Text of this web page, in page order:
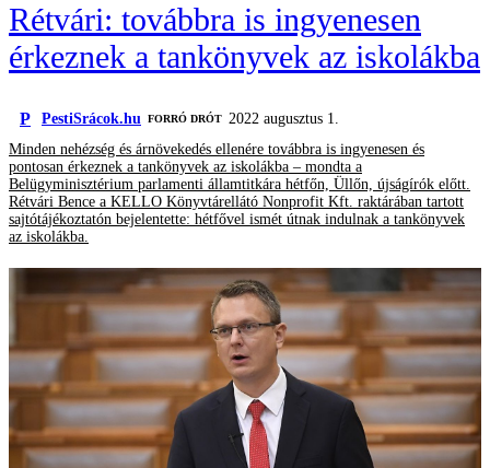
Rétvári: továbbra is ingyenesen
érkeznek a tankönyvek az iskolákba
P PestiSrácok.hu FORRÓ DRÓT 2022 augusztus 1.
Minden nehézség és árnövekedés ellenére továbbra is ingyenesen és
pontosan érkeznek a tankönyvek az iskolákba – mondta a
Belügyminisztérium parlamenti államtitkára hétfőn, Üllőn, újságírók előtt.
Rétvári Bence a KELLO Könyvtárellátó Nonprofit Kft. raktárában tartott
sajtótájékoztatón bejelentette: hétfővel ismét útnak indulnak a tankönyvek
az iskolákba.